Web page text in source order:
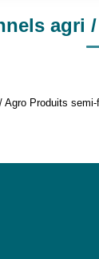
agri
Produits